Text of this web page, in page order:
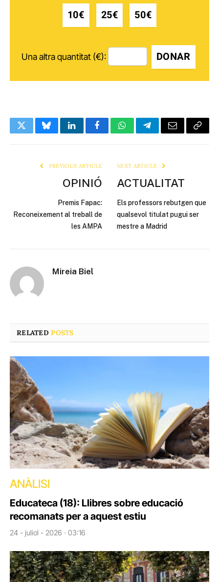
10€ 25€ 50€
Una altra quantitat (€): DONAR
TwitterBlueskyLinkedInFacebookWhatsAppTelegramEmail Copy
PREVIOUS ARTICLE
OPINIÓ
Premis Fapac:
Reconeixement al treball de
les AMPA
NEXT ARTICLE
ACTUALITAT
Els professors rebutgen que
qualsevol titulat pugui ser
mestre a Madrid
Mireia Biel
RELATEDPOSTS
ANÀLISI
Educateca (18): Llibres sobre educació
recomanats per a aquest estiu
24 - juliol - 2026 · 03:16